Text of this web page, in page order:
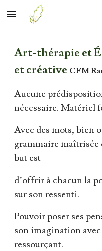
Skip to main content
Art-thérapie et
et créativeCFM
Aucune
nécessaire. Matériel
Avec des mots, bien
grammaire
but est
d’offrir à chacun la
sur son ressenti.
Pouvoir poser ses
son imagination
ressourçant.